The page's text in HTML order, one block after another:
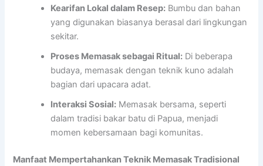
Kearifan Lokal dalam Resep: Bumbu dan bahan
yang digunakan biasanya berasal dari lingkungan
sekitar.
Proses Memasak sebagai Ritual: Di beberapa
budaya, memasak dengan teknik kuno adalah
bagian dari upacara adat.
Interaksi Sosial: Memasak bersama, seperti
dalam tradisi bakar batu di Papua, menjadi
momen kebersamaan bagi komunitas.
Manfaat Mempertahankan Teknik Memasak Tradisional